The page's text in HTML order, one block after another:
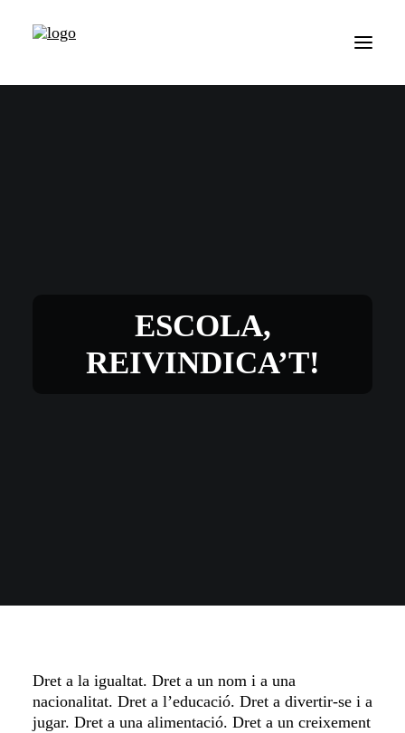
ESCOLA,
REIVINDICA’T!
Dret a la igualtat. Dret a un nom i a una
nacionalitat. Dret a l’educació. Dret a divertir-se i a
jugar. Dret a una alimentació. Dret a un creixement